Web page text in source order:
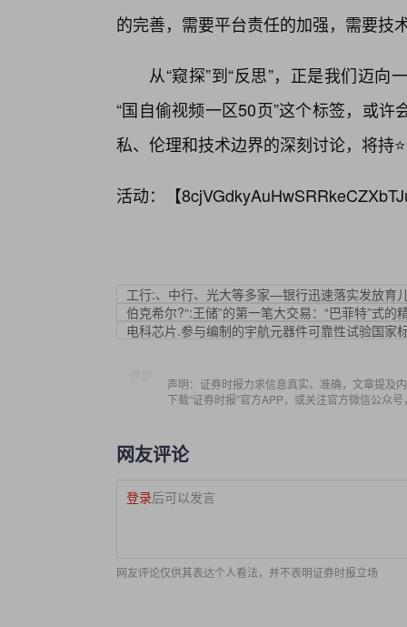
的完善，需要平台责任的加强，需要技
从“窥探”到“反思”，正是我们迈
“国自偷视频一区50页”这个标签，或
私、伦理和技术边界的深刻讨论，将持
活动：【
工行:、中行、光大等多家—银行迅速落实发放育
伯克希尔?“:王储”的第一笔大交易：“巴菲特”式的
电科芯片.参与编制的宇航元器件可靠性试验国家
声明：证券时报力求信息真实、准确，文章提及
下载“证券时报”官方APP，或关注官方微信公众
网友评论
登录后可以发言
网友评论仅供其表达个人看法，并不表明证券时报立场